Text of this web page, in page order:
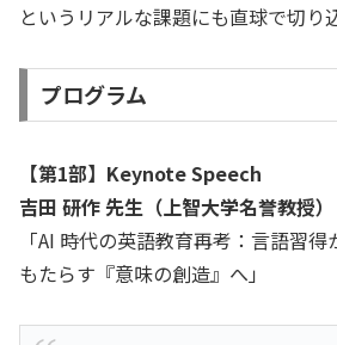
というリアルな課題にも直球で切り
プログラム
【第1部】Keynote Speech
吉田 研作 先生（上智大学名誉教授）
「AI 時代の英語教育再考：言語習
もたらす『意味の創造』へ」